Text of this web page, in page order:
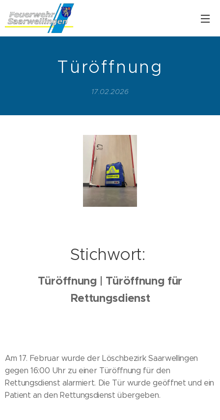
Türöffnung
17.02.2026
Stichwort:
Türöffnung | Türöffnung für
Rettungsdienst
Am 17. Februar wurde der Löschbezirk Saarwellingen
gegen 16:00 Uhr zu einer Türöffnung für den
Rettungsdienst alarmiert. Die Tür wurde geöffnet und ein
Patient an den Rettungsdienst übergeben.